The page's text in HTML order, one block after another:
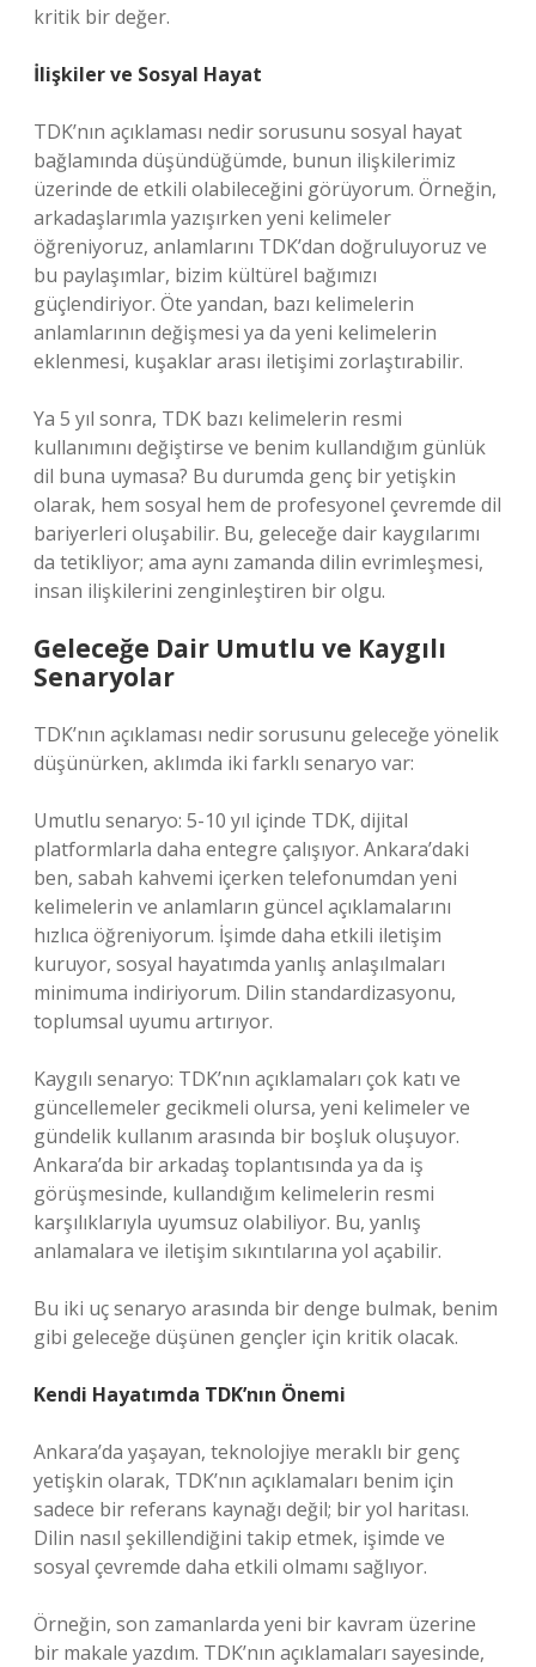
kritik bir değer.
İlişkiler ve Sosyal Hayat
TDK’nın açıklaması nedir sorusunu sosyal hayat
bağlamında düşündüğümde, bunun ilişkilerimiz
üzerinde de etkili olabileceğini görüyorum. Örneğin,
arkadaşlarımla yazışırken yeni kelimeler
öğreniyoruz, anlamlarını TDK’dan doğruluyoruz ve
bu paylaşımlar, bizim kültürel bağımızı
güçlendiriyor. Öte yandan, bazı kelimelerin
anlamlarının değişmesi ya da yeni kelimelerin
eklenmesi, kuşaklar arası iletişimi zorlaştırabilir.
Ya 5 yıl sonra, TDK bazı kelimelerin resmi
kullanımını değiştirse ve benim kullandığım günlük
dil buna uymasa? Bu durumda genç bir yetişkin
olarak, hem sosyal hem de profesyonel çevremde dil
bariyerleri oluşabilir. Bu, geleceğe dair kaygılarımı
da tetikliyor; ama aynı zamanda dilin evrimleşmesi,
insan ilişkilerini zenginleştiren bir olgu.
Geleceğe Dair Umutlu ve Kaygılı
Senaryolar
TDK’nın açıklaması nedir sorusunu geleceğe yönelik
düşünürken, aklımda iki farklı senaryo var:
Umutlu senaryo: 5-10 yıl içinde TDK, dijital
platformlarla daha entegre çalışıyor. Ankara’daki
ben, sabah kahvemi içerken telefonumdan yeni
kelimelerin ve anlamların güncel açıklamalarını
hızlıca öğreniyorum. İşimde daha etkili iletişim
kuruyor, sosyal hayatımda yanlış anlaşılmaları
minimuma indiriyorum. Dilin standardizasyonu,
toplumsal uyumu artırıyor.
Kaygılı senaryo: TDK’nın açıklamaları çok katı ve
güncellemeler gecikmeli olursa, yeni kelimeler ve
gündelik kullanım arasında bir boşluk oluşuyor.
Ankara’da bir arkadaş toplantısında ya da iş
görüşmesinde, kullandığım kelimelerin resmi
karşılıklarıyla uyumsuz olabiliyor. Bu, yanlış
anlamalara ve iletişim sıkıntılarına yol açabilir.
Bu iki uç senaryo arasında bir denge bulmak, benim
gibi geleceğe düşünen gençler için kritik olacak.
Kendi Hayatımda TDK’nın Önemi
Ankara’da yaşayan, teknolojiye meraklı bir genç
yetişkin olarak, TDK’nın açıklamaları benim için
sadece bir referans kaynağı değil; bir yol haritası.
Dilin nasıl şekillendiğini takip etmek, işimde ve
sosyal çevremde daha etkili olmamı sağlıyor.
Örneğin, son zamanlarda yeni bir kavram üzerine
bir makale yazdım. TDK’nın açıklamaları sayesinde,